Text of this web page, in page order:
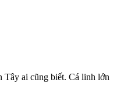
Tây ai cũng biết. Cá linh lớn